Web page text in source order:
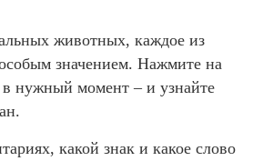
животных, каждое из
значением. Нажмите на
в нужный момент – и узнайте
какой знак и какое слово